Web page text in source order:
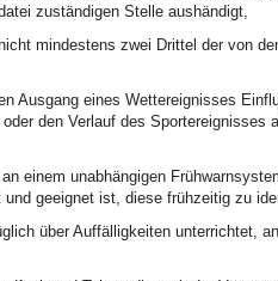
zuständigen Stelle aushändigt,
mindestens zwei Drittel der von
Ausgang eines Wettereignisses
den Verlauf des Sportereignisses
einem unabhängigen
geeignet ist, diese frühzeitig zu
über Auffälligkeiten unterrichtet,